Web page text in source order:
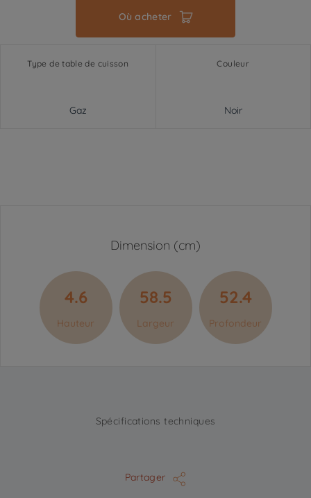
Où acheter
Type de table de cuisson
Gaz
Couleur
Noir
Dimension (cm)
4.6
Hauteur
58.5
Largeur
52.4
Profondeur
Spécifications techniques
Partager